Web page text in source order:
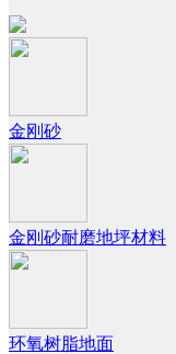
金刚砂
金刚砂耐磨地坪材料
环氧树脂地面